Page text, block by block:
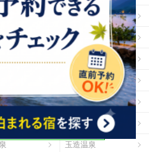
湯河原温泉
泉 下田温泉（静岡県）
あわら温泉
平湯温泉
有馬温泉
道後温泉
玉造温泉